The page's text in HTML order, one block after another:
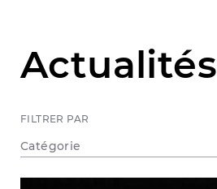
Actualités
FILTRER PAR
Catégorie